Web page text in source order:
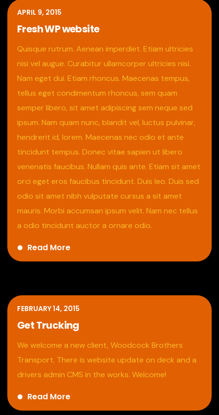
APRIL 9, 2015
Fresh WP website
Quisque rutrum. Aenean imperdiet. Etiam ultricies
nisi vel augue. Curabitur ullamcorper ultricies nisi.
Nam eget dui. Etiam rhoncus. Maecenas tempus,
tellus eget condimentum rhoncus, sem quam
semper libero, sit amet adipiscing sem neque sed
ipsum. Nam quam nunc, blandit vel, luctus pulvinar,
hendrerit id, lorem. Maecenas nec odio et ante
tincidunt tempus. Donec vitae sapien ut libero
venenatis faucibus. Nullam quis ante. Etiam sit amet
orci eget eros faucibus tincidunt. Duis leo. Duis sed
odio sit amet nibh vulputate cursus a sit amet
mauris. Morbi accumsan ipsum velit. Nam nec tellus
a odio tincidunt auctor a ornare odio.
Read More
FEBRUARY 14, 2015
Get Trucking
We welcome a new client, Woodcock Brothers
Transport. There is website update on deck and a
drivers admin CMS in the works. Welcome!
Read More